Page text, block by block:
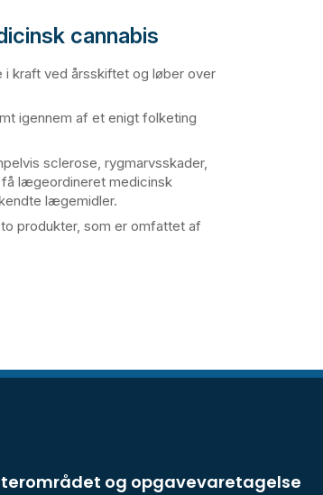
cannabis
i kraft ved årsskiftet og løber over
igennem af et enigt folketing
sclerose, rygmarvsskader,
lægeordineret medicinsk
lægemidler.
produkter, som er omfattet af
og opgavevaretagelse